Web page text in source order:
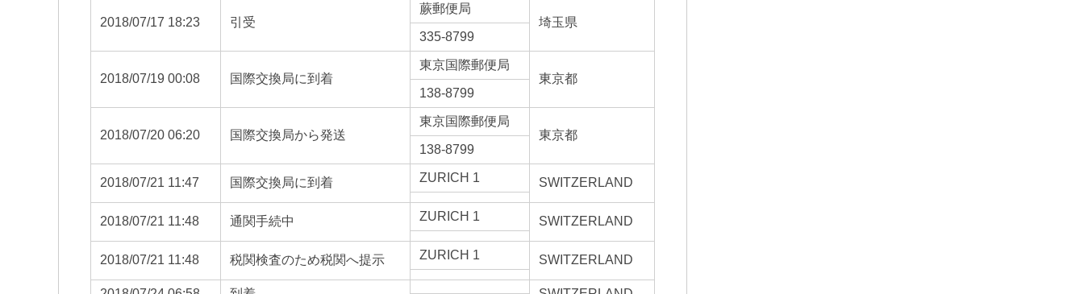
2018/07/17 18:23 引受
蕨郵便局
埼玉県
335-8799
2018/07/19 00:08 国際交換局に到着
東京国際郵便局
東京都
138-8799
2018/07/20 06:20 国際交換局から発送
東京国際郵便局
東京都
138-8799
2018/07/21 11:47 国際交換局に到着 ZURICH 1 SWITZERLAND
2018/07/21 11:48 通関手続中 ZURICH 1 SWITZERLAND
2018/07/21 11:48 税関検査のため税関へ提示 ZURICH 1 SWITZERLAND